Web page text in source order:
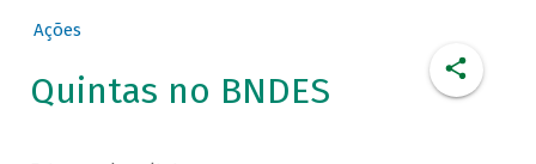
Ações
Quintas no BNDES